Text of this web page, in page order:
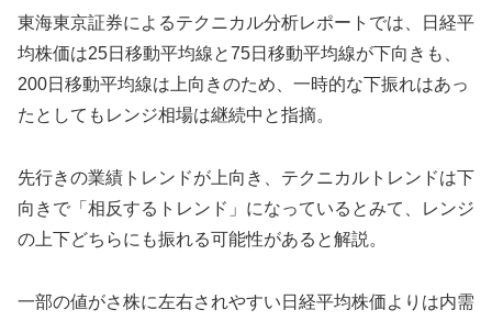
東海東京証券によるテクニカル分析レポートでは、日経平
均株価は25日移動平均線と75日移動平均線が下向きも、
200日移動平均線は上向きのため、一時的な下振れはあっ
たとしてもレンジ相場は継続中と指摘。
先行きの業績トレンドが上向き、テクニカルトレンドは下
向きで「相反するトレンド」になっているとみて、レンジ
の上下どちらにも振れる可能性があると解説。
一部の値がさ株に左右されやすい日経平均株価よりは内需